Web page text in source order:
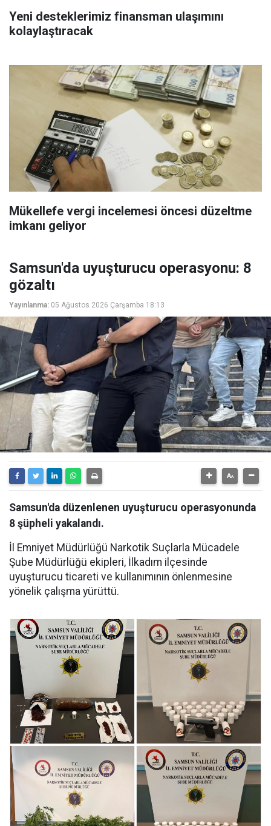
Yeni desteklerimiz finansman ulaşımını
kolaylaştıracak
Mükellefe vergi incelemesi öncesi düzeltme
imkanı geliyor
Samsun'da uyuşturucu operasyonu: 8
gözaltı
Yayınlanma: 05 Ağustos 2026 Çarşamba 18:13
Samsun'da düzenlenen uyuşturucu operasyonunda
8 şüpheli yakalandı.
İl Emniyet Müdürlüğü Narkotik Suçlarla Mücadele
Şube Müdürlüğü ekipleri, İlkadım ilçesinde
uyuşturucu ticareti ve kullanımının önlenmesine
yönelik çalışma yürüttü.